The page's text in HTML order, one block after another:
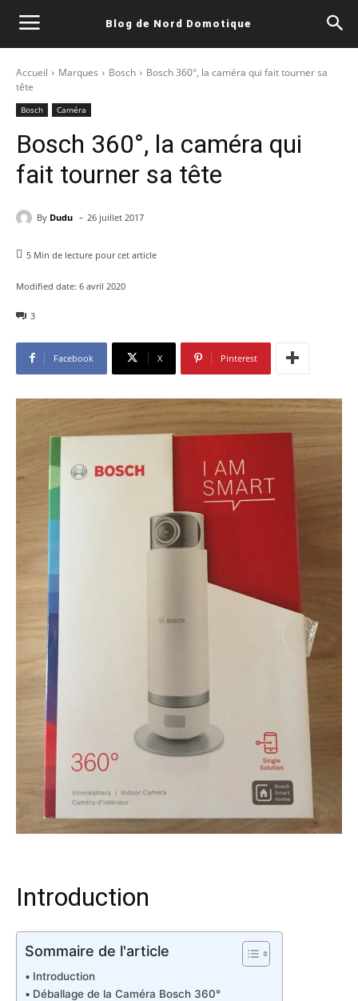
Blog de Nord Domotique
Accueil Marques Bosch
Bosch 360°, la caméra qui fait tourner sa
tête
Bosch Caméra
Bosch 360°, la caméra qui
fait tourner sa tête
By Dudu - 26 juillet 2017
5 Min de lecture pour cet article
Modified date: 6 avril 2020
3
Facebook X Pinterest
Introduction
Sommaire de l'article
Introduction
Déballage de la Caméra Bosch 360°